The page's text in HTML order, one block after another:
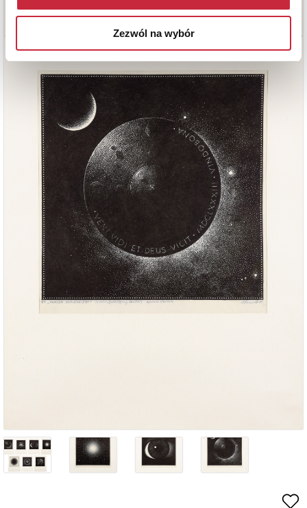
Zezwól na wybór